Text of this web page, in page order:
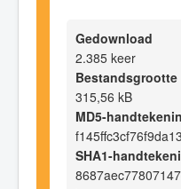
Gedownload
2.385 keer
Bestandsgrootte
315,56 kB
MD5-
SHA1-